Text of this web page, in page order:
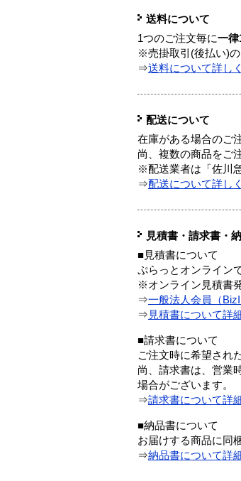
送料について
1つのご注文毎に一律
※売掛取引(後払い)の
⇒送料について詳し
配送について
在庫がある場合のご
尚、複数の商品をご
※配送業者は「佐川
⇒配送について詳し
見積書・請求書・
■見積書について
ぷらっとオンライン
※オンライン見積書
⇒一般法人会員（
⇒ 見積書について詳
■請求書について
ご注文時に希望され
尚、請求書は、営業
場合がございます。
⇒請求書について詳
■納品書について
お届けする商品に同
⇒納品書について詳